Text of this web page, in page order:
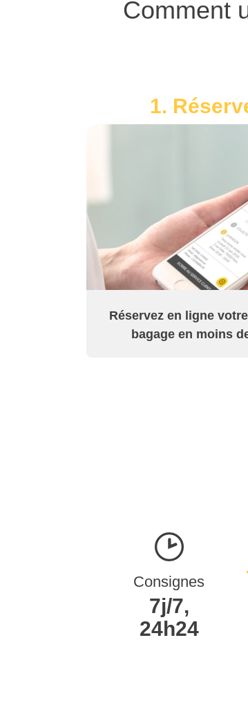
Comment
1.
Réservez en ligne
bagage en moins
Consignes
7j/7,
24h24